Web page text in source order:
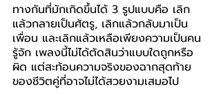
ทางกันที่มักเกิดขึ้นได้ 3 รูปแบบคือ เลิก
แล้วกลายเป็นศัตรู, เลิกแล้วกลับมาเป็น
เพื่อน และเลิกแล้วเหลือเพียงความเป็นคน
รู้จัก เพลงนี้ไม่ได้ตัดสินว่าแบบใดถูกหรือ
ผิด แต่สะท้อนความจริงของฉากสุดท้าย
ของชีวิตคู่ที่อาจไม่ได้สวยงามเสมอไป